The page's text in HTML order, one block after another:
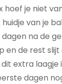
hoef je niet
van je
na de
en de rest slijt
extra laagje
dagen